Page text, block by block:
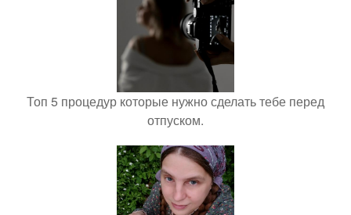
Топ 5 процедур которые нужно сделать тебе перед
отпуском.